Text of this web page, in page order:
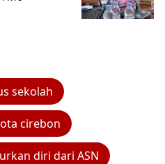
sekolah
cirebon
diri dari ASN